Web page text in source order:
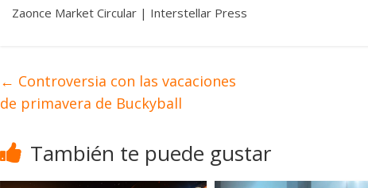
Zaonce Market Circular | Interstellar Press
← Controversia con las vacaciones
de primavera de Buckyball
También te puede gustar